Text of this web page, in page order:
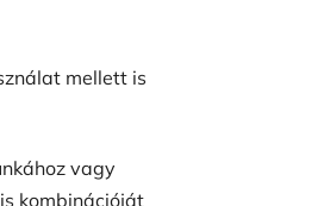
mellett is
vagy
kombinációját